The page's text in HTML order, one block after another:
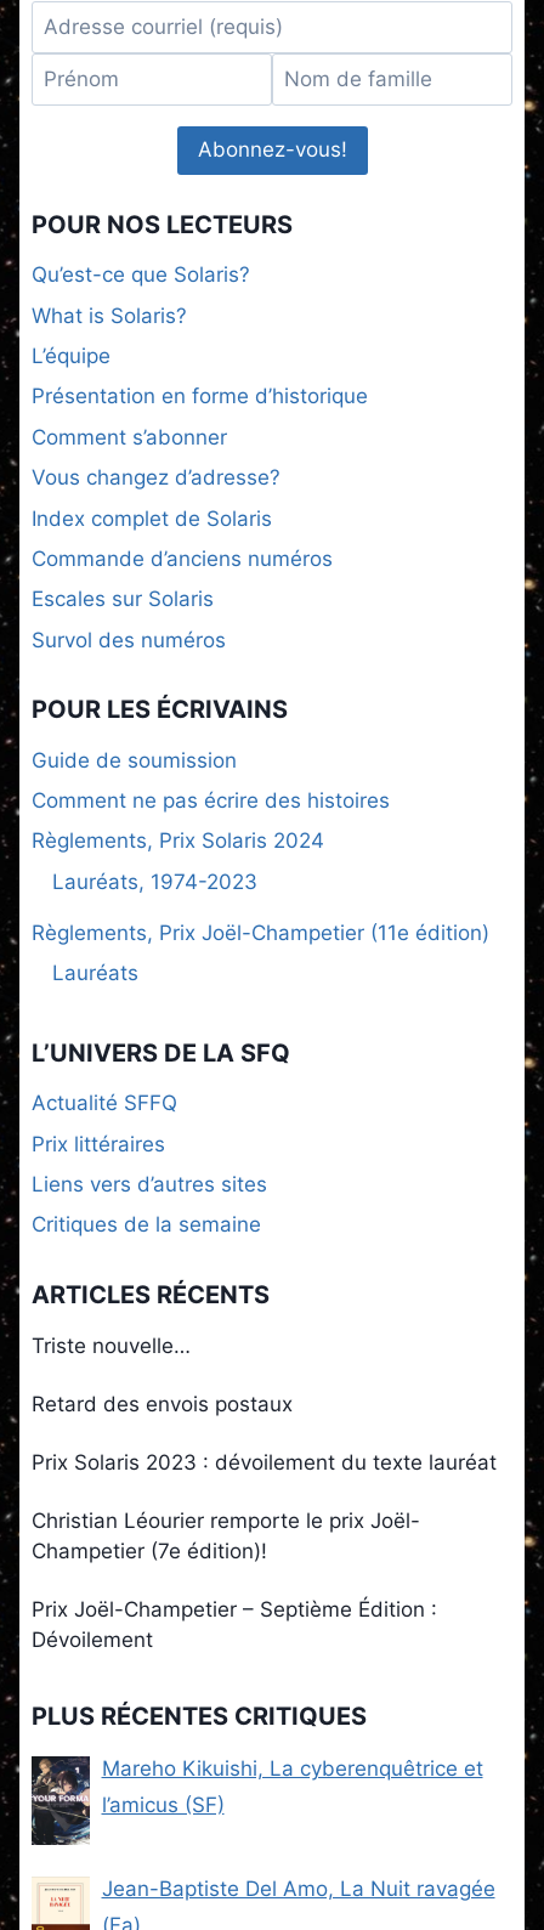
POUR NOS LECTEURS
Qu’est-ce que Solaris?
What is Solaris?
L’équipe
Présentation en forme d’historique
Comment s’abonner
Vous changez d’adresse?
Index complet de Solaris
Commande d’anciens numéros
Escales sur Solaris
Survol des numéros
POUR LES ÉCRIVAINS
Guide de soumission
Comment ne pas écrire des histoires
Règlements, Prix Solaris 2024
Lauréats, 1974-2023
Règlements, Prix Joël-Champetier (11e édition)
Lauréats
L’UNIVERS DE LA SFQ
Actualité SFFQ
Prix littéraires
Liens vers d’autres sites
Critiques de la semaine
ARTICLES RÉCENTS
Triste nouvelle…
Retard des envois postaux
Prix Solaris 2023 : dévoilement du texte lauréat
Christian Léourier remporte le prix Joël-
Champetier (7e édition)!
Prix Joël-Champetier – Septième Édition :
Dévoilement
PLUS RÉCENTES CRITIQUES
Mareho Kikuishi, La cyberenquêtrice et
l’amicus (SF)
Jean-Baptiste Del Amo, La Nuit ravagée